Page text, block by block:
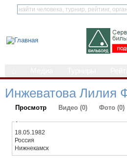
Инжеватова Лилия
Просмотр Видео (0) Фото (0)
-
18.05.1982
Россия
Нижнекамск